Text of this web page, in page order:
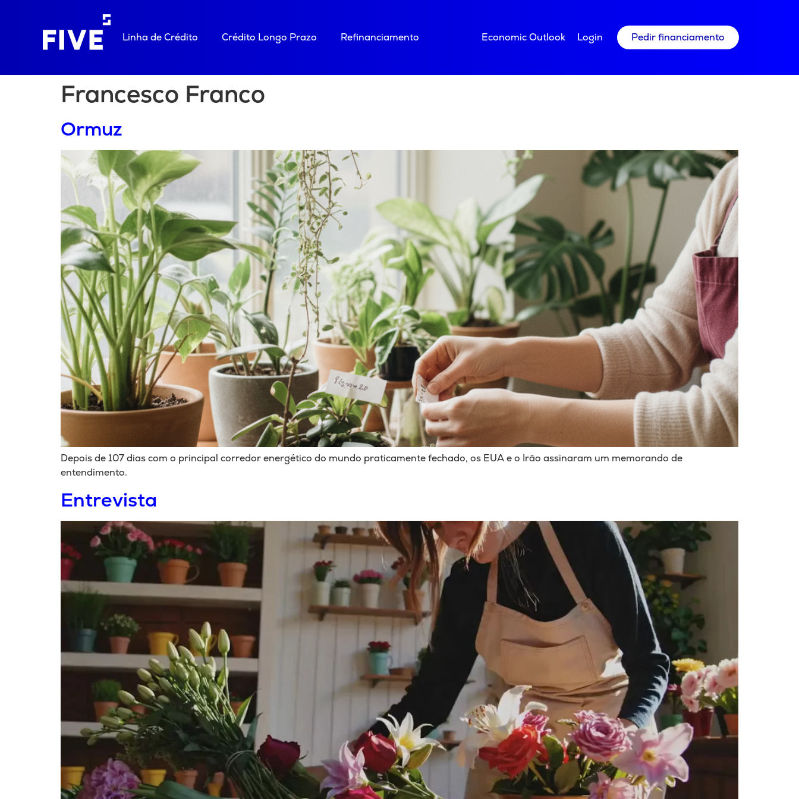
Linha de Crédito Crédito Longo Prazo Refinanciamento Economic Outlook Login Pedir financiamento
Francesco Franco
Ormuz
Depois de 107 dias com o principal corredor energético do mundo praticamente fechado, os EUA e o Irão assinaram um memorando de
entendimento.
Entrevista